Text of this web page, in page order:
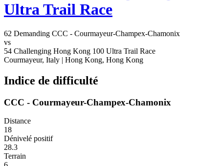
Ultra Trail Race
62 Demanding CCC - Courmayeur-Champex-Chamonix
vs
54 Challenging Hong Kong 100 Ultra Trail Race
Courmayeur, Italy | Hong Kong, Hong Kong
Indice de difficulté
CCC - Courmayeur-Champex-Chamonix
Distance
18
Dénivelé positif
28.3
Terrain